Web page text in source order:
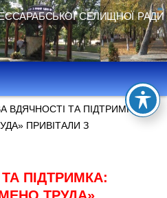
селищної ради
ВДЯЧНОСТІ ТА ПІДТРИМКА:
ПРИВІТАЛИ З
ПІДТРИМКА: